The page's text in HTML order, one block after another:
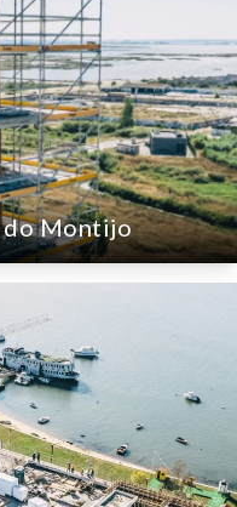
do Montijo
do Montijo
de andaime
histórica do
a grandes